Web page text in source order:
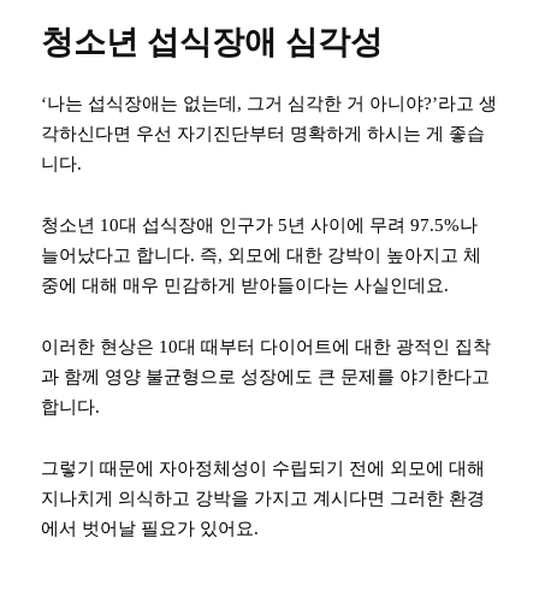
청소년 섭식장애 심각성
‘나는 섭식장애는 없는데, 그거 심각한 거 아니야?’라고 생
각하신다면 우선 자기진단부터 명확하게 하시는 게 좋습
니다.
청소년 10대 섭식장애 인구가 5년 사이에 무려 97.5%나
늘어났다고 합니다. 즉, 외모에 대한 강박이 높아지고 체
중에 대해 매우 민감하게 받아들이다는 사실인데요.
이러한 현상은 10대 때부터 다이어트에 대한 광적인 집착
과 함께 영양 불균형으로 성장에도 큰 문제를 야기한다고
합니다.
그렇기 때문에 자아정체성이 수립되기 전에 외모에 대해
지나치게 의식하고 강박을 가지고 계시다면 그러한 환경
에서 벗어날 필요가 있어요.